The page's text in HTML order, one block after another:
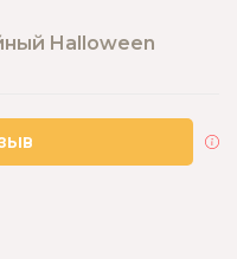
Halloween